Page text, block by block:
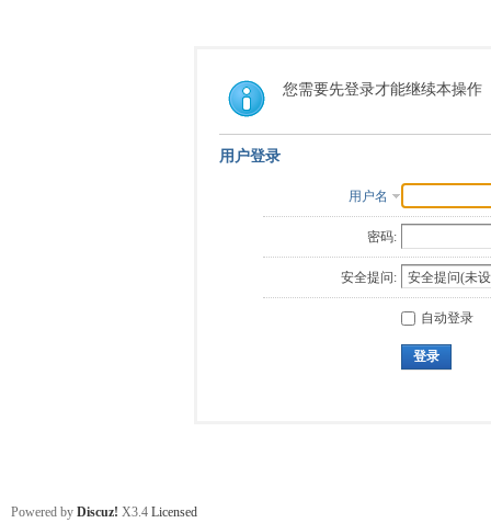
索
您需要先登录才能继续本操作
用户登录
用户名
密码:
安全提问:
自动登录
登录
Powered by Discuz! X3.4 Licensed